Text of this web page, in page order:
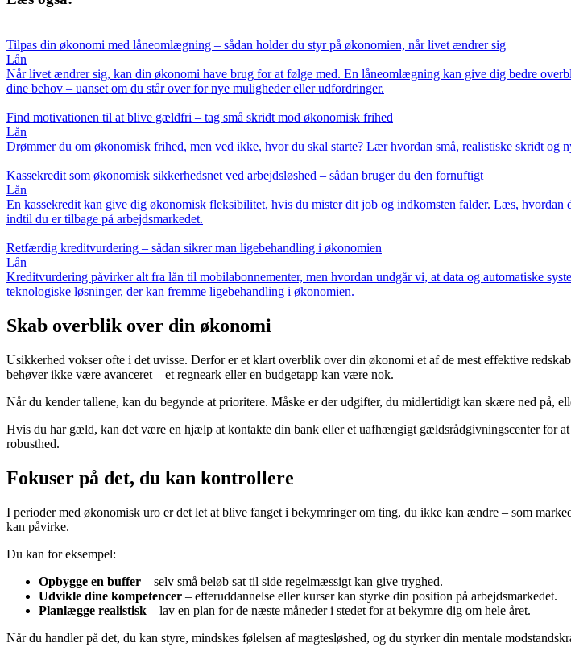
Tilpas din økonomi med låneomlægning – sådan holder du styr på økonomien, når livet ændrer sig
Lån
Når livet ændrer sig, kan din økonomi have brug for at følge med. En låneomlægning kan give dig bedre
dine behov – uanset om du står over for nye muligheder eller udfordringer.
Find motivationen til at blive gældfri – tag små skridt mod økonomisk frihed
Lån
Drømmer du om økonomisk frihed, men ved ikke, hvor du skal starte? Lær hvordan små, realistiske skridt
Kassekredit som økonomisk sikkerhedsnet ved arbejdsløshed – sådan bruger du den fornuftigt
Lån
En kassekredit kan give dig økonomisk fleksibilitet, hvis du mister dit job og indkomsten falder. Læs,
indtil du er tilbage på arbejdsmarkedet.
Retfærdig kreditvurdering – sådan sikrer man ligebehandling i økonomien
Lån
Kreditvurdering påvirker alt fra lån til mobilabonnementer, men hvordan undgår vi, at data og automatiske
teknologiske løsninger, der kan fremme ligebehandling i økonomien.
Skab overblik over din økonomi
Usikkerhed vokser ofte i det uvisse. Derfor er et klart overblik over din økonomi et af de mest effektive
behøver ikke være avanceret – et regneark eller en budgetapp kan være nok.
Når du kender tallene, kan du begynde at prioritere. Måske er der udgifter, du midlertidigt kan skære ned på,
Hvis du har gæld, kan det være en hjælp at kontakte din bank eller et uafhængigt gældsrådgivningscenter for
robusthed.
Fokuser på det, du kan kontrollere
I perioder med økonomisk uro er det let at blive fanget i bekymringer om ting, du ikke kan ændre – som
kan påvirke.
Du kan for eksempel:
Opbygge en buffer – selv små beløb sat til side regelmæssigt kan give tryghed.
Udvikle dine kompetencer – efteruddannelse eller kurser kan styrke din position på arbejdsmarkedet.
Planlægge realistisk – lav en plan for de næste måneder i stedet for at bekymre dig om hele året.
Når du handler på det, du kan styre, mindskes følelsen af magtesløshed, og du styrker din mentale